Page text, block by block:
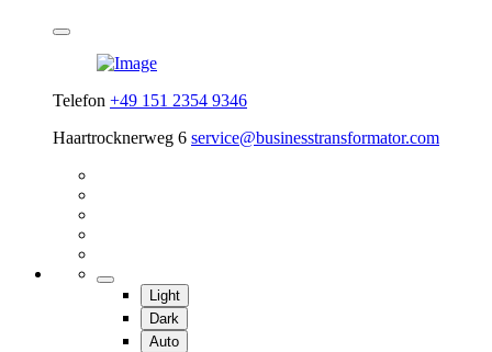
Telefon +49 151 2354 9346
Haartrocknerweg 6 service@businesstransformator.com
Light
Dark
Auto